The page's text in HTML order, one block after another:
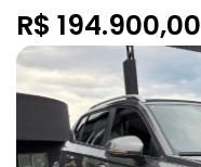
R$ 194.900,00